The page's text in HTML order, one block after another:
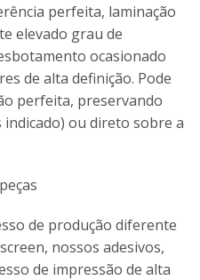
perfeita, laminação
elevado grau de
ocasionado
de alta definição. Pode
perfeita, preservando
ou direto sobre a
de produção diferente
nossos adesivos,
de impressão de alta